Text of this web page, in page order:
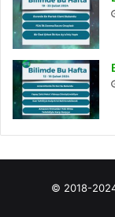
© 2018-2024